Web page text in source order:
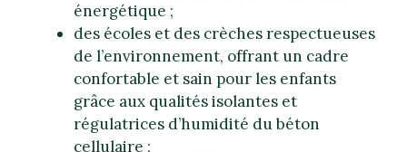
énergétique ;
des écoles et des crèches respectueuses
de l’environnement, offrant un cadre
confortable et sain pour les enfants
grâce aux qualités isolantes et
régulatrices d’humidité du béton
cellulaire ;